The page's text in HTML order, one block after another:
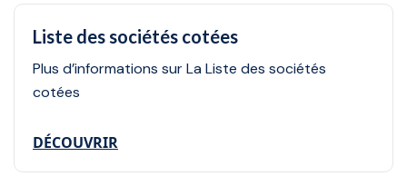
Liste des sociétés cotées
Plus d’informations sur La Liste des sociétés
cotées
DÉCOUVRIR